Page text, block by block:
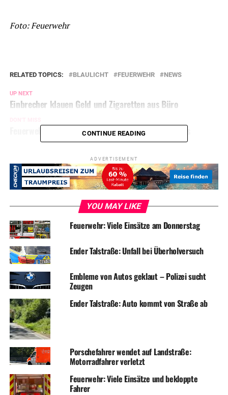
Foto: Feuerwehr
RELATED TOPICS: BLAULICHT FEUERWEHR NEWS
UP NEXT
Einbrecher klauen Geld und Zigaretten aus Büro
Feuerwehr: Einsätze in Mühlencenter und Hochhaus
CONTINUE READING
ADVERTISEMENT
YOU MAY LIKE
Feuerwehr: Viele Einsätze am Donnerstag
Ender Talstraße: Unfall bei Überholversuch
Embleme von Autos geklaut – Polizei sucht
Zeugen
Ender Talstraße: Auto kommt von Straße ab
Porschefahrer wendet auf Landstraße:
Motorradfahrer verletzt
Feuerwehr: Viele Einsätze und bekloppte
Fahrer